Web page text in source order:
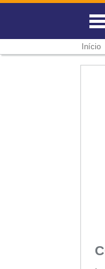
Início